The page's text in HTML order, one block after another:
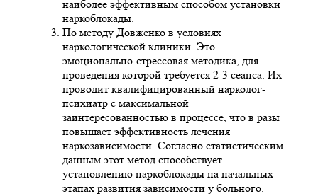
наиболее эффективным способом установки
наркоблокады.
По методу Довженко в условиях
наркологической клиники. Это
эмоционально-стрессовая методика, для
проведения которой требуется 2-3 сеанса. Их
проводит квалифицированный нарколог-
психиатр с максимальной
заинтересованностью в процессе, что в разы
повышает эффективность лечения
наркозависимости. Согласно статистическим
данным этот метод способствует
установлению наркоблокады на начальных
этапах развития зависимости у больного.